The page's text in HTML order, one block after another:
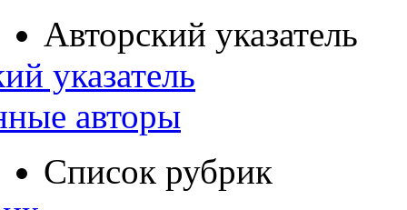
Авторский указатель
указатель
авторы
Список рубрик